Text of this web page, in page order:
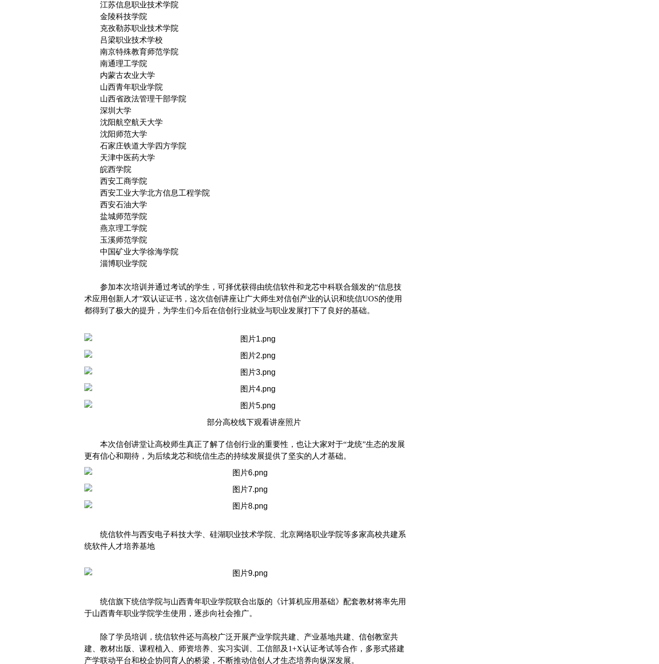
江苏信息职业技术学院
金陵科技学院
克孜勒苏职业技术学院
吕梁职业技术学校
南京特殊教育师范学院
南通理工学院
内蒙古农业大学
山西青年职业学院
山西省政法管理干部学院
深圳大学
沈阳航空航天大学
沈阳师范大学
石家庄铁道大学四方学院
天津中医药大学
皖西学院
西安工商学院
西安工业大学北方信息工程学院
西安石油大学
盐城师范学院
燕京理工学院
玉溪师范学院
中国矿业大学徐海学院
淄博职业学院
参加本次培训并通过考试的学生，可择优获得由统信软件和龙芯中科联合颁发的“信息技
术应用创新人才”双认证证书，这次信创讲座让广大师生对信创产业的认识和统信UOS的使用
都得到了极大的提升，为学生们今后在信创行业就业与职业发展打下了良好的基础。
部分高校线下观看讲座照片
本次信创讲堂让高校师生真正了解了信创行业的重要性，也让大家对于“龙统”生态的发展
更有信心和期待，为后续龙芯和统信生态的持续发展提供了坚实的人才基础。
统信软件与西安电子科技大学、硅湖职业技术学院、北京网络职业学院等多家高校共建系
统软件人才培养基地
统信旗下统信学院与山西青年职业学院联合出版的《计算机应用基础》配套教材将率先用
于山西青年职业学院学生使用，逐步向社会推广。
除了学员培训，统信软件还与高校广泛开展产业学院共建、产业基地共建、信创教室共
建、教材出版、课程植入、师资培养、实习实训、工信部及1+X认证考试等合作，多形式搭建
产学联动平台和校企协同育人的桥梁，不断推动信创人才生态培养向纵深发展。